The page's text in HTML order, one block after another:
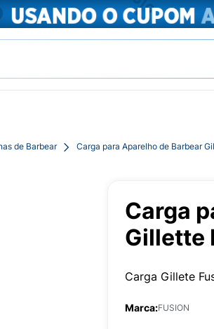
de Barbear Carga para Aparelho de Barbear
Carga
Gillette
Carga Gillete
Marca:FUSION